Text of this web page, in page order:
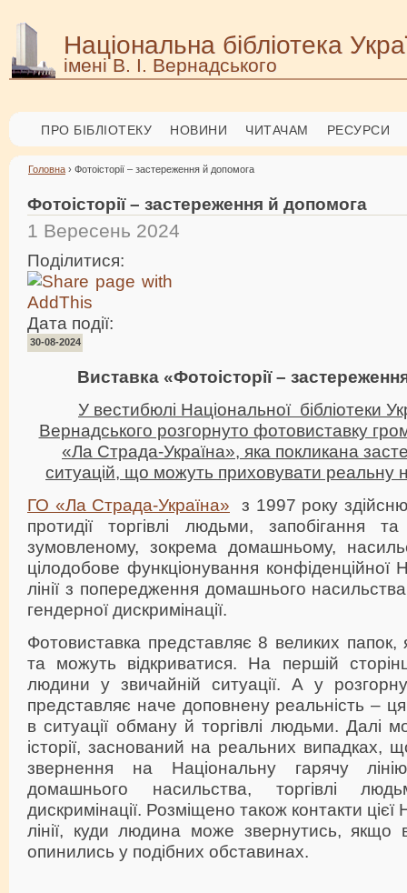
Національна бібліотека
імені В. І. Вернадського
ПРО БІБЛІОТЕКУ НОВИНИ ЧИТАЧАМ РЕСУРСИ
Головна › Фотоісторії – застереження й допомога
Фотоісторії – застереження й допомога
1 Вересень 2024
Поділитися:
Дата події:
30-08-2024
Виставка «Фотоісторії –
У вестибюлі Національної бібліотеки
Вернадського розгорнуто фотовиставку
«Ла Страда-Україна», яка покликана
ситуацій, що можуть приховувати реальну
ГО «Ла Страда-Україна» з 1997 року
протидії торгівлі людьми, запобігання
зумовленому, зокрема домашньому,
цілодобове функціонування конфіденційної
лінії з попередження домашнього
гендерної дискримінації.
Фотовиставка представляє 8 великих папок,
та можуть відкриватися. На першій
людини у звичайній ситуації. А у
представляє наче доповнену реальність –
в ситуації обману й торгівлі людьми. Далі
історії, заснований на реальних випадках,
звернення на Національну гарячу
домашнього насильства, торгівлі
дискримінації. Розміщено також контакти цієї
лінії, куди людина може звернутись, якщо
опинились у подібних обставинах.